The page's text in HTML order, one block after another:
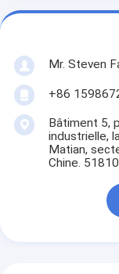
Mr. Steven
+86
Bâtiment 5,
industrielle,
Matian,
Chine.